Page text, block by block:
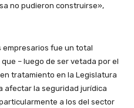
no pudieron construirse»,
empresarios fue un total
– luego de ser vetada por el
tratamiento en la Legislatura
afectar la seguridad jurídica
a los del sector